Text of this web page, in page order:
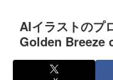
AIイラストのプ
Golden Breeze